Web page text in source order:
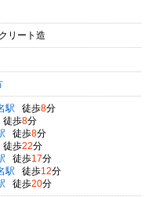
リート造
駅 徒歩8分
徒歩8分
徒歩8分
徒歩22分
徒歩17分
駅 徒歩12分
徒歩20分